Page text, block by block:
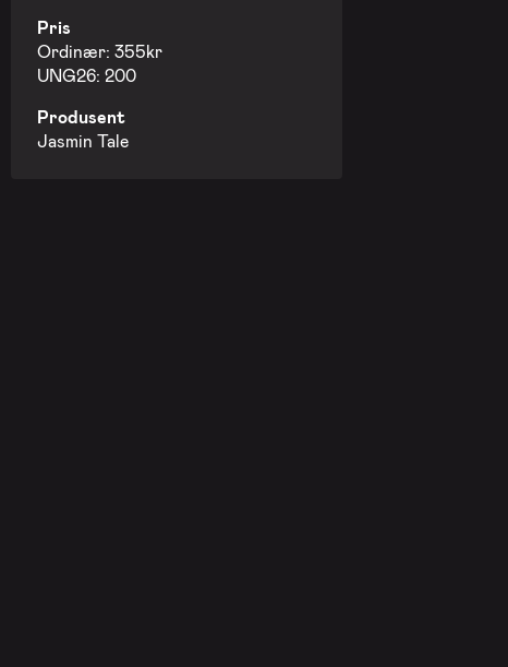
Pris
Ordinær: 355kr
UNG26: 200
Produsent
Jasmin Tale